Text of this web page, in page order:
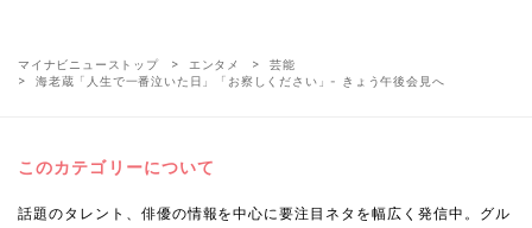
マイナビニューストップ エンタメ
芸能
海老蔵「人生で一番泣いた日」「お察しください」- きょう午後会見へ
このカテゴリーについて
話題のタレント、俳優の情報を中心に要注目ネタを幅広く発信中。グル